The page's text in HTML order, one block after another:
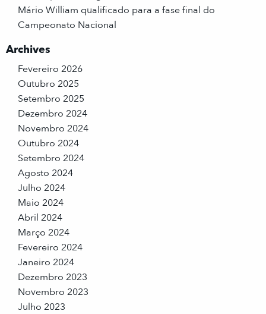
Mário William qualificado para a fase final do
Campeonato Nacional
Archives
Fevereiro 2026
Outubro 2025
Setembro 2025
Dezembro 2024
Novembro 2024
Outubro 2024
Setembro 2024
Agosto 2024
Julho 2024
Maio 2024
Abril 2024
Março 2024
Fevereiro 2024
Janeiro 2024
Dezembro 2023
Novembro 2023
Julho 2023